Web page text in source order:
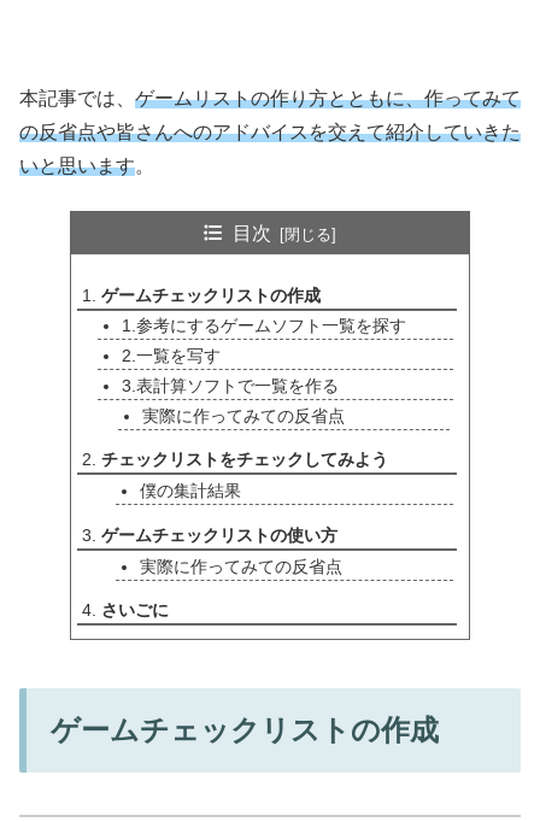
本記事では、 ゲームリストの作り方とともに、作ってみて
の反省点や皆さんへのアドバイスを交えて紹介していきた
いと思います。
目次
ゲームチェックリストの作成
1.参考にするゲームソフト一覧を探す
2.一覧を写す
3.表計算ソフトで一覧を作る
実際に作ってみての反省点
チェックリストをチェックしてみよう
僕の集計結果
ゲームチェックリストの使い方
実際に作ってみての反省点
さいごに
ゲームチェックリストの作成